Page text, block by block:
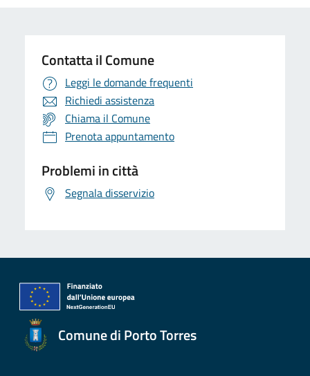
Contatta il Comune
Leggi le domande frequenti
Richiedi assistenza
Chiama il Comune
Prenota appuntamento
Problemi in città
Segnala disservizio
Comune di Porto Torres